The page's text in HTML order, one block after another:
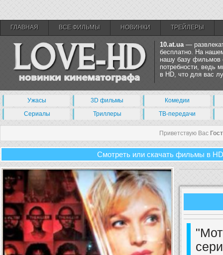
ГЛАВНАЯ ВСЕ ФИЛЬМЫ НОВИНКИ ТРЕЙЛЕРЫ
10.at.ua—
бесплатно. На
нашу базу фильмов
потребности, ведь
в HD, что для вас
Ужасы 3D фильмы
Комедии
Сериалы
Триллеры ТВ-передачи
Приветствую Вас
Смотреть или скачать фильмы в